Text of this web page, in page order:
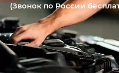
(Звонок по России